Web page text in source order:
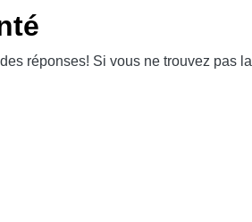
réponses! Si vous ne trouvez pas la